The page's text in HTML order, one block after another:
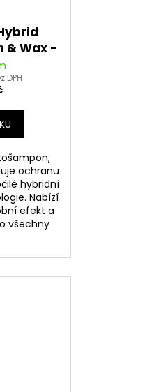
& Wax -
1400ml
DPH
ochranu
hybridní
Nabízí
efekt a
všechny